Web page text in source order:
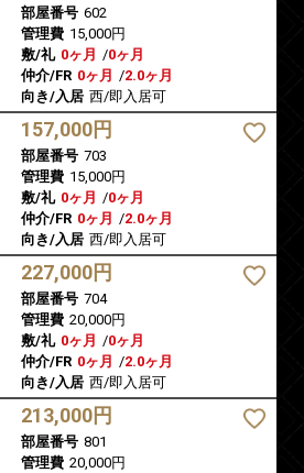
部屋番号 602
管理費 15,000円
敷/礼 0ヶ月 /0ヶ月
仲介/FR 0ヶ月 /2.0ヶ月
向き/入居 西/即入居可
157,000円
部屋番号 703
管理費 15,000円
敷/礼 0ヶ月 /0ヶ月
仲介/FR 0ヶ月 /2.0ヶ月
向き/入居 西/即入居可
227,000円
部屋番号 704
管理費 20,000円
敷/礼 0ヶ月 /0ヶ月
仲介/FR 0ヶ月 /2.0ヶ月
向き/入居 西/即入居可
213,000円
部屋番号 801
管理費 20,000円